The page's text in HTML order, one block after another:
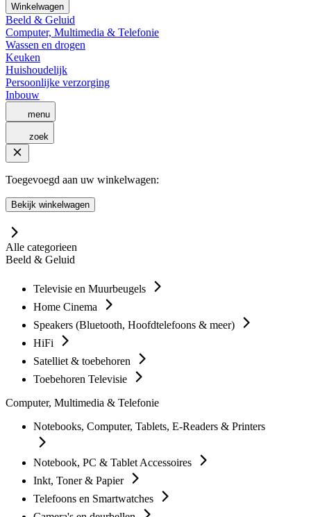
Winkelwagen
Beeld & Geluid
Computer, Multimedia & Telefonie
Wassen en drogen
Keuken
Huishoudelijk
Persoonlijke verzorging
Inbouw
menu
zoek
Toegevoegd aan uw winkelwagen:
Bekijk winkelwagen
Alle categorieen
Beeld & Geluid
Televisie en Muurbeugels
Home Cinema
Speakers (Bluetooth, Hoofdtelefoons & meer)
HiFi
Satelliet & toebehoren
Toebehoren Televisie
Computer, Multimedia & Telefonie
Notebooks, Computer, Tablets, E-Readers & Printers
Notebook, PC & Tablet Accessoires
Inkt, Toner & Papier
Telefoons en Smartwatches